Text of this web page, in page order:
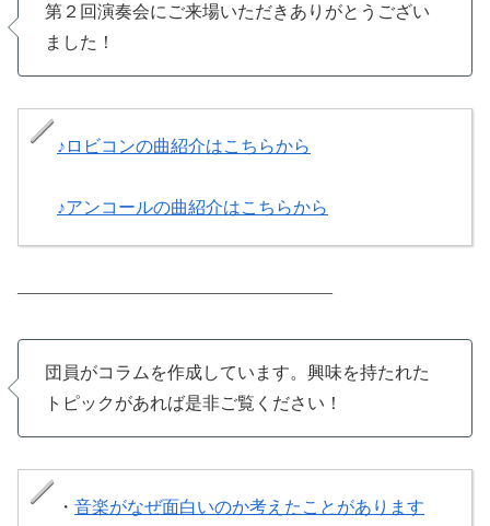
第２回演奏会にご来場いただきありがとうござい
ました！
♪ロビコンの曲紹介はこちらから
♪アンコールの曲紹介はこちらから
——————————————————
団員がコラムを作成しています。興味を持たれた
トピックがあれば是非ご覧ください！
・ 音楽がなぜ面白いのか考えたことがあります